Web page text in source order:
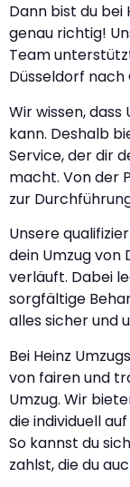
Dann bist du bei
genau richtig!
Team
Düsseldorf
Wir wissen,
kann. Deshalb
Service, der dir
macht. Von der
zur
Unsere
dein Umzug von
verläuft. Dabei
sorgfältige
alles sicher und
Bei Heinz
von fairen und
Umzug. Wir
die individuell
So kannst du
zahlst, die du